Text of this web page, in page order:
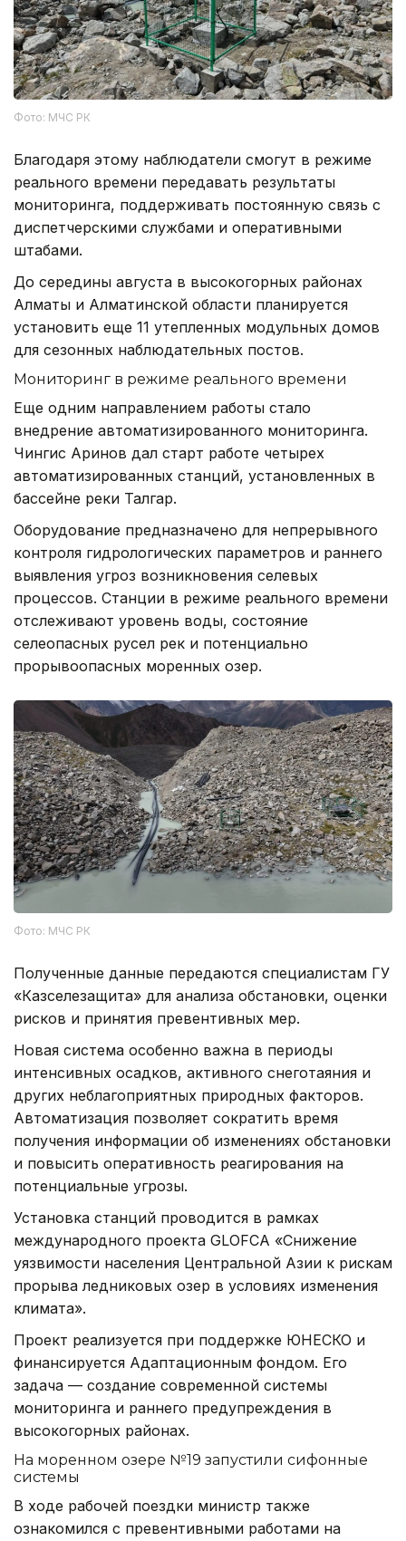
Фото: МЧС РК
Благодаря этому наблюдатели смогут в режиме
реального времени передавать результаты
мониторинга, поддерживать постоянную связь с
диспетчерскими службами и оперативными
штабами.
До середины августа в высокогорных районах
Алматы и Алматинской области планируется
установить еще 11 утепленных модульных домов
для сезонных наблюдательных постов.
Мониторинг в режиме реального времени
Еще одним направлением работы стало
внедрение автоматизированного мониторинга.
Чингис Аринов дал старт работе четырех
автоматизированных станций, установленных в
бассейне реки Талгар.
Оборудование предназначено для непрерывного
контроля гидрологических параметров и раннего
выявления угроз возникновения селевых
процессов. Станции в режиме реального времени
отслеживают уровень воды, состояние
селеопасных русел рек и потенциально
прорывоопасных моренных озер.
Фото: МЧС РК
Полученные данные передаются специалистам ГУ
«Казселезащита» для анализа обстановки, оценки
рисков и принятия превентивных мер.
Новая система особенно важна в периоды
интенсивных осадков, активного снеготаяния и
других неблагоприятных природных факторов.
Автоматизация позволяет сократить время
получения информации об изменениях обстановки
и повысить оперативность реагирования на
потенциальные угрозы.
Установка станций проводится в рамках
международного проекта GLOFCA «Снижение
уязвимости населения Центральной Азии к рискам
прорыва ледниковых озер в условиях изменения
климата».
Проект реализуется при поддержке ЮНЕСКО и
финансируется Адаптационным фондом. Его
задача — создание современной системы
мониторинга и раннего предупреждения в
высокогорных районах.
На моренном озере №19 запустили сифонные
системы
В ходе рабочей поездки министр также
ознакомился с превентивными работами на